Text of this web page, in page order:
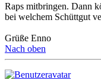
Raps mitbringen. Dann
bei welchem Schüttgut
Grüße Enno
Nach oben